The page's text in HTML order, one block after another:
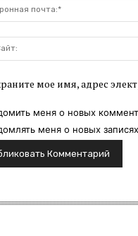
мое имя, адрес
меня о новых
меня о новых